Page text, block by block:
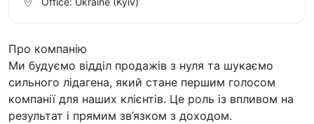
Про компанію
Ми будуємо відділ продажів з нуля та шукаємо
сильного лідагена, який стане першим голосом
компанії для наших клієнтів. Це роль із впливом на
результат і прямим зв’язком з доходом.